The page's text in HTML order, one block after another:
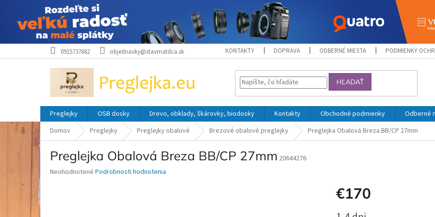
na
0915737682 objednavky@stavmatdca.sk KONTAKTY DOPRAVA ODBERNÉ MIESTA PODMIENKY
HĽADAŤ
Preglejky OSB dosky Drevo, obklady, škárovky, biodosky Kontakty Obchodné podmienky Odberné
Domov
Preglejky Preglejky obalové Brezové obalové preglejky Preglejka Obalová Breza BB/CP 27mm
Preglejka Obalová Breza BB/CP 27mm 20644276
Priemerné
Neohodnotené Podrobnosti hodnotenia
€170